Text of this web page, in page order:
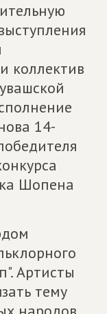
коллектив
14-
Шопена
Артисты
тему